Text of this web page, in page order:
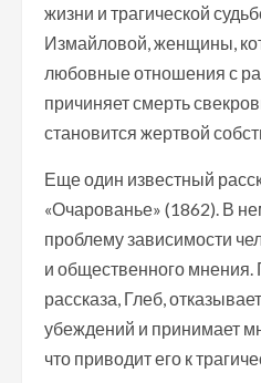
жизни и трагической
Измайловой, женщины,
любовные отношения с
причиняет смерть
становится жертвой
Еще один известный
«Очарованье» (1862). В
проблему зависимости
и общественного мнения.
рассказа, Глеб,
убеждений и принимает
что приводит его к